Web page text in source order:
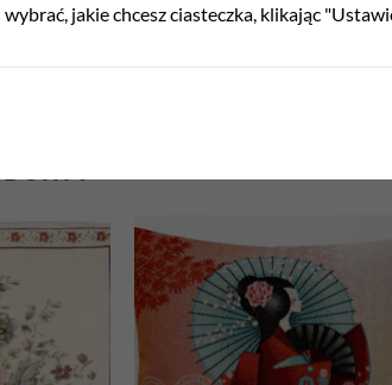
wybrać, jakie chcesz ciasteczka, klikając